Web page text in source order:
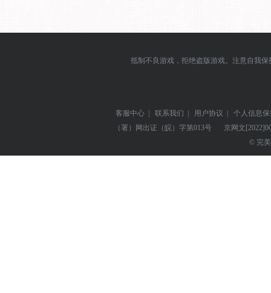
抵制不良游戏，拒绝盗版游戏。注意自我
客服中心 | 联系我们 | 用户协议 |
个人信息
（署）网出证（皖）字第013号
京网文
© 完美